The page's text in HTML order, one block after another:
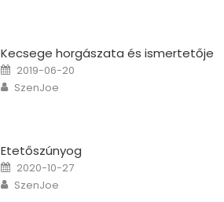
Kecsege horgászata és ismertetője
Posted on
2019-06-20
Author
SzenJoe
Etetőszúnyog
Posted on
2020-10-27
Author
SzenJoe